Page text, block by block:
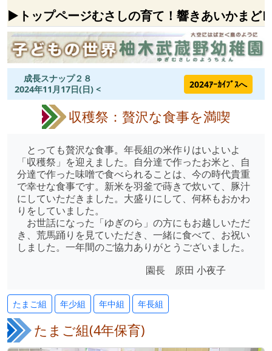
▶トップページむさしの育て！響きあいかまど
成長スナップ２８
2024年11月17日(日) <
2024ｱｰｶｲﾌﾞｽへ
収穫祭：贅沢な食事を満喫
とっても贅沢な食事。年長組の米作りはいよいよ
「収穫祭」を迎えました。自分達で作ったお米と、自
分達で作った味噌で食べられることは、今の時代貴重
で幸せな食事です。新米を羽釜で蒔きで炊いて、豚汁
にしていただきました。大盛りにして、何杯もおかわ
りをしていました。
お世話になった「ゆぎのら」の方にもお越しいただ
き、荒馬踊りを見ていただき、一緒に食べて、お祝い
しました。一年間のご協力ありがとうございました。
園長 原田 小夜子
たまご組 年少組 年中組 年長組
たまご組(4年保育)